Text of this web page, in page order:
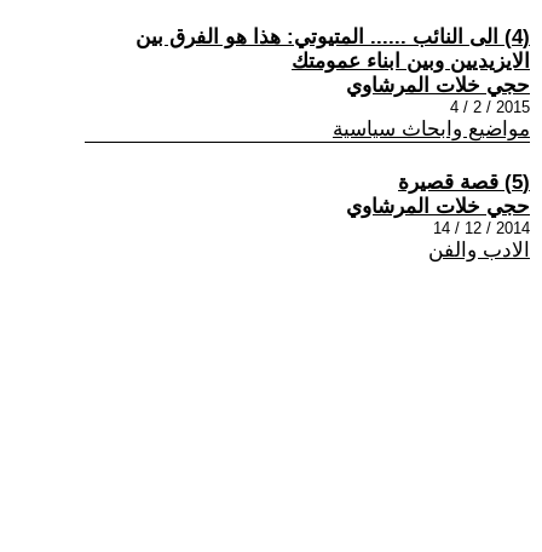
(4) الى النائب ...... المتيوتي: هذا هو الفرق بين
الايزيديين وبين ابناء عمومتك
حجي خلات المرشاوي
2015 / 2 / 4
مواضيع وابحاث سياسية
(5) قصة قصيرة
حجي خلات المرشاوي
2014 / 12 / 14
الادب والفن